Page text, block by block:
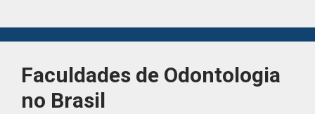
Faculdades de Odontologia
no Brasil